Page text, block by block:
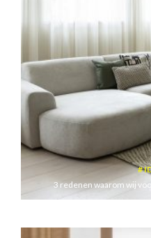
3 redenen waarom wij